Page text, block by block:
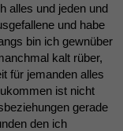
alles und jeden und
und habe
bin ich gewnüber
kalt rüber,
für jemanden alles
ist nicht
gerade
den ich